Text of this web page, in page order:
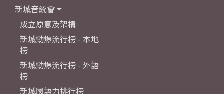
新城音統會
成立原意及架構
新城勁爆流行榜 - 本地
榜
新城勁爆流行榜 - 外語
榜
新城國語力排行榜